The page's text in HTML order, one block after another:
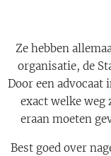
Ze hebben
organisatie, de
Door een advocaat
exact welke weg
eraan moeten
Best goed over